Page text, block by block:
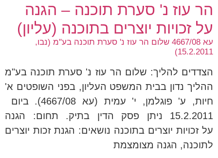
הר עוז נ' סערת תוכנה – הגנה
על זכויות יוצרים בתוכנה (עליון)
עא 4667/08 שלום הר עוז נ' סערת תוכנה בע"מ (נבו,
15.2.2011)
הצדדים להליך: שלום הר עוז נ' סערת תוכנה בע"מ
ההליך נדון בבית המשפט העליון, בפני השופטים א'
חיות, ע' פוגלמן, י' עמית (עא 4667/08). ביום
15.2.2011 ניתן פסק הדין בתיק. תחום: הגנה
על זכויות יוצרים בתוכנה נושאים: הגנת זכות יוצרים
לתוכנה, הגנה מצומצמת